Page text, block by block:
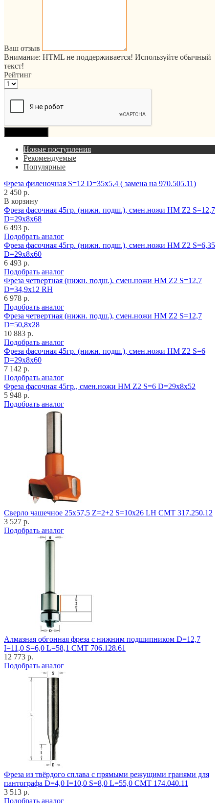
Ваш отзыв
Внимание: HTML не поддерживается! Используйте обычный
текст!
Рейтинг
Новые поступления
Рекомендуемые
Популярные
Фреза филеночная S=12 D=35x5,4 ( замена на 970.505.11)
2 450 р.
В корзину
Фреза фасочная 45гр. (нижн. подш.), смен.ножи HM Z2 S=12,7
D=29x8x68
6 493 р.
Подобрать аналог
Фреза фасочная 45гр. (нижн. подш.), смен.ножи HM Z2 S=6,35
D=29x8x60
6 493 р.
Подобрать аналог
Фреза четвертная (нижн. подш.), смен.ножи HM Z2 S=12,7
D=34,9x12 RH
6 978 р.
Подобрать аналог
Фреза четвертная (нижн. подш.), смен.ножи HM Z2 S=12,7
D=50,8x28
10 883 р.
Подобрать аналог
Фреза фасочная 45гр. (нижн. подш.), смен.ножи HM Z2 S=6
D=29x8x60
7 142 р.
Подобрать аналог
Фреза фасочная 45гр., смен.ножи HM Z2 S=6 D=29x8x52
5 948 р.
Подобрать аналог
Cверло чашечное 25x57,5 Z=2+2 S=10x26 LH CMT 317.250.12
3 527 р.
Подобрать аналог
Алмазная обгонная фреза с нижним подшипником D=12,7
I=11,0 S=6,0 L=58,1 CMT 706.128.61
12 773 р.
Подобрать аналог
Фреза из твёрдого сплава с прямыми режущими гранями для
пантографа D=4,0 I=10,0 S=8,0 L=55,0 CMT 174.040.11
3 513 р.
Подобрать аналог